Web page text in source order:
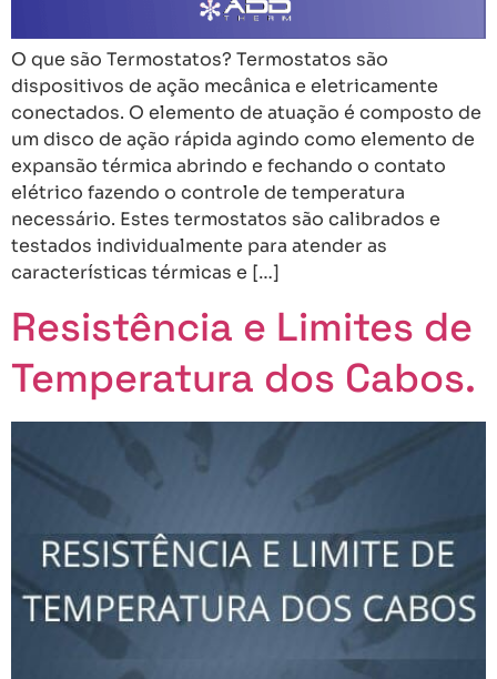
O que são Termostatos? Termostatos são
dispositivos de ação mecânica e eletricamente
conectados. O elemento de atuação é composto de
um disco de ação rápida agindo como elemento de
expansão térmica abrindo e fechando o contato
elétrico fazendo o controle de temperatura
necessário. Estes termostatos são calibrados e
testados individualmente para atender as
características térmicas e […]
Resistência e Limites de
Temperatura dos Cabos.